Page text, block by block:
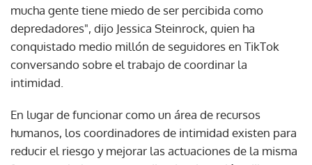
mucha gente tiene miedo de ser percibida como
depredadores", dijo Jessica Steinrock, quien ha
conquistado medio millón de seguidores en TikTok
conversando sobre el trabajo de coordinar la
intimidad.
En lugar de funcionar como un área de recursos
humanos, los coordinadores de intimidad existen para
reducir el riesgo y mejorar las actuaciones de la misma